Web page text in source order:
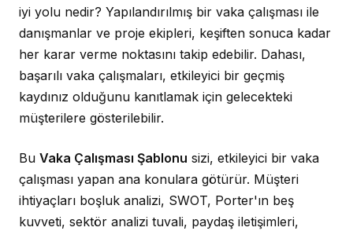
iyi yolu nedir? Yapılandırılmış bir vaka çalışması ile
danışmanlar ve proje ekipleri, keşiften sonuca kadar
her karar verme noktasını takip edebilir. Dahası,
başarılı vaka çalışmaları, etkileyici bir geçmiş
kaydınız olduğunu kanıtlamak için gelecekteki
müşterilere gösterilebilir.
Bu Vaka Çalışması Şablonu sizi, etkileyici bir vaka
çalışması yapan ana konulara götürür. Müşteri
ihtiyaçları boşluk analizi, SWOT, Porter'ın beş
kuvveti, sektör analizi tuvali, paydaş iletişimleri,